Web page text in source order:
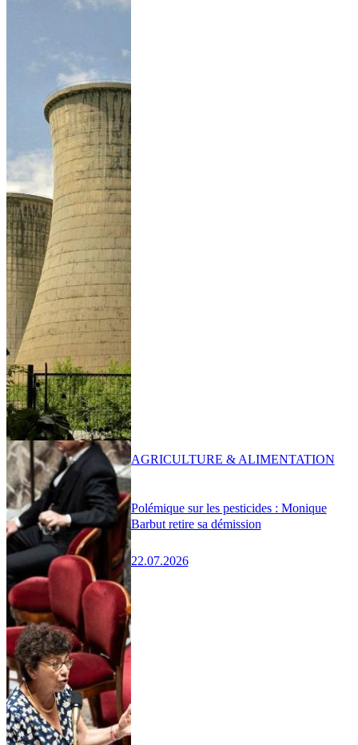
Polémique sur les pesticides : Monique
Barbut retire sa démission
22.07.2026
AGRICULTURE & ALIMENTATION